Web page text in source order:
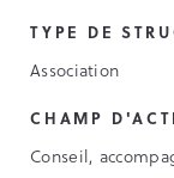
TYPE DE
Association
CHAMP
Conseil,